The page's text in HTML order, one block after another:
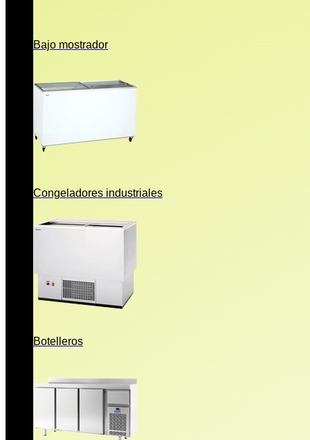
Bajo mostrador
Congeladores industriales
Botelleros